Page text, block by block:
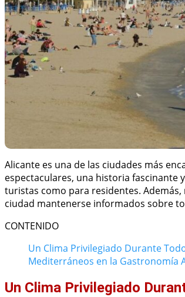
Alicante es una de las ciudades más
espectaculares, una historia
turistas como para residentes.
ciudad mantenerse informados sobre
CONTENIDO
Un Clima Privilegiado Durante
Mediterráneos en la Gastronomía
Un Clima Privilegiado